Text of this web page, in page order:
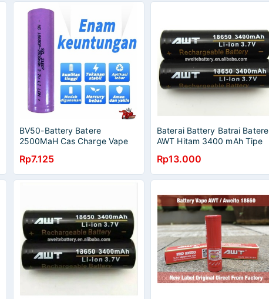
BV50-Battery Batere
2500MaH Cas Charge Vape
Rp7.125
Baterai Battery Batrai Batere
AWT Hitam 3400 mAh Tipe
Rp13.000